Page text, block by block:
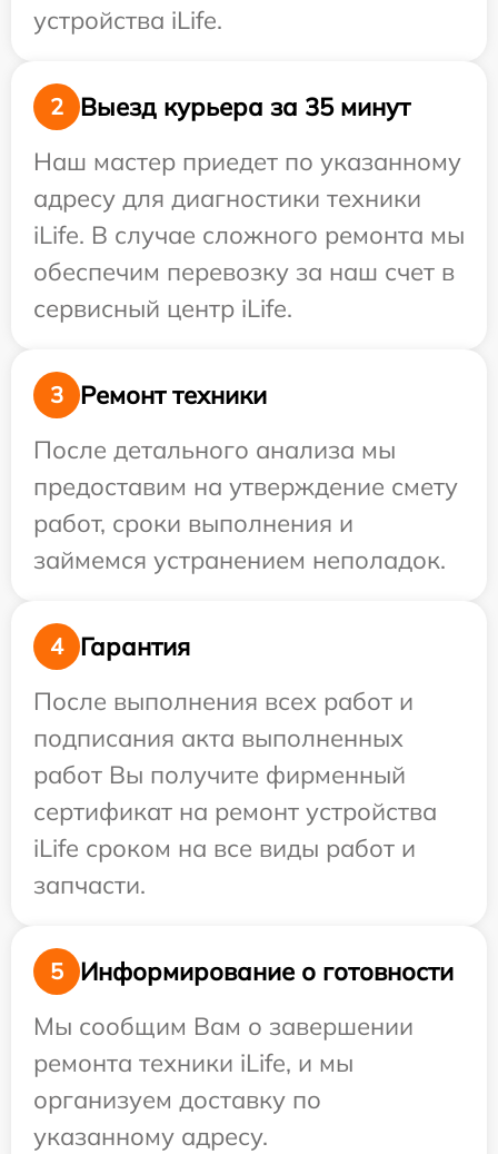
устройства iLife.
2
Выезд курьера за 35 минут
Наш мастер приедет по указанному
адресу для диагностики техники
iLife. В случае сложного ремонта мы
обеспечим перевозку за наш счет в
сервисный центр iLife.
3
Ремонт техники
После детального анализа мы
предоставим на утверждение смету
работ, сроки выполнения и
займемся устранением неполадок.
4
Гарантия
После выполнения всех работ и
подписания акта выполненных
работ Вы получите фирменный
сертификат на ремонт устройства
iLife сроком на все виды работ и
запчасти.
5
Информирование о готовности
Мы сообщим Вам о завершении
ремонта техники iLife, и мы
организуем доставку по
указанному адресу.